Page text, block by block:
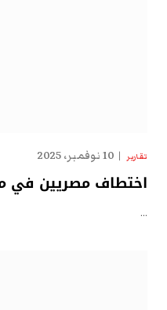
تقارير 10 نوفمبر، 2025
اختطاف مصريين في
…